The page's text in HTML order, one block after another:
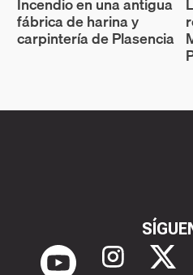
fábrica de harina y
carpintería de Plasencia